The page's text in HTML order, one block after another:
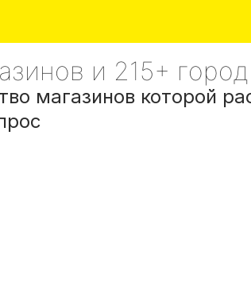
и 215+ город
магазинов которой